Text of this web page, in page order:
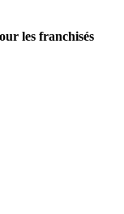
les franchisés